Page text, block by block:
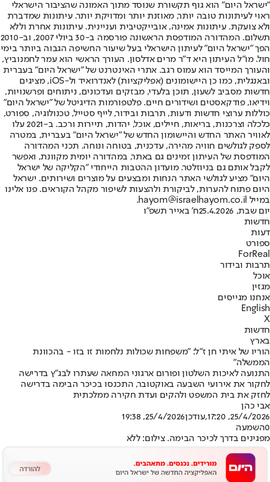
"ישראל היום" הוא גוף תקשורת שנוסד מתוך האמונה שהציבור הישראלי
ראוי לעיתונות טובה יותר, מאוזנת יותר ומדויקת יותר. עיתונות שמדברת
ולא צועקת. עיתונות אמינה, אובייקטיבית ועניינית. עיתונות אחרת וללא
תשלום. המהדורה המודפסת הראשונה פורסמה ב-30 ביולי 2007, וב-2010
הפך "ישראל היום" לעיתון הישראלי בעל שיעור החשיפה הגבוה ביותר בימי
חול. מו"ל העיתון היא ד"ר מרים אדלסון. העורך הראשי הוא עמר לחמנוביץ,
והעורך המייסד הוא עמוס רגב. אתרי האינטרנט של "ישראל היום" בעברית
ובאנגלית, כמו כן היישומונים (אפליקציות) לאנדרואיד ול-iOS, מציגים
חדשות מסביב לשעון, תוכן בלעדי, מבזקים ועדכונים, ניתוחים ופרשנויות,
וידיאו, פודקאסטים ושידורים חיים. פלטפורמות הדיגיטל של "ישראל היום"
כוללות ערוצי חדשות ודעות, תרבות ובידור, לייף סטייל, טכנולוגיה, ספורט,
כלכלה וצרכנות, בריאות, חיילים, אוכל, יהדות, תיירות ורכב. ב-2021 עלו
לאוויר האתר החדש והיישומון החדש של "ישראל היום" בעברית, במטרה
לספק לגולשים חוויה מהירה, עדכנית, בטוחה ונוחה. תכני המהדורה
המודפסת של העיתון זמינים גם באתר, במהדורה יומית מקוונת, ואפשר
לקבל אותם גם בניוזלטר. מועדון ההטבות הייחודי "הקליקה של ישראל
היום" מציע לגולשי האתר הנחות ומבצעים על מוצרים ושירותים. ישראל
היום פתוח להערות, לביקורת ולהצעות לשיפור מקהל הקוראים. פנו אלינו
במייל hayom@israelhayom.co.il.
יום שבת, 25.4.2026
ח' באייר תשפ"ו
חדשות
דעות
ספורט
ForReal
תרבות ובידור
אוכל
מגזין
אנחנו מגייסים
English
X
חדשות
בארץ
הוריו של איתי חן ז"ל: "משפחות שכולות נלחמות זו בזו - בהכוונת
הממשלה"
התנועה לאיכות השלטון ופורום ארגוני המחאה שעתרו לבג"ץ בדרישה
לחקור את אירועי השבעה באוקטובר, התכנסו בכיכר הבימה בדרישה
לחזק את בית המשפט ולהקים ועדת חקירה ממלכתית
אבי כהן
25/4/2026, 17:20
,עודכן25/4/2026, 19:38
0השמעה
מפגינים בדרך לכיכר הבימה. צילום: ללא